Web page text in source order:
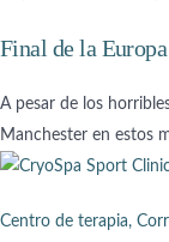
Final de la
A pesar de los
Manchester en estos
Centro de terapia,